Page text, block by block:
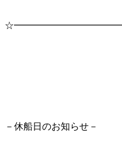
－休船日のお知らせ－